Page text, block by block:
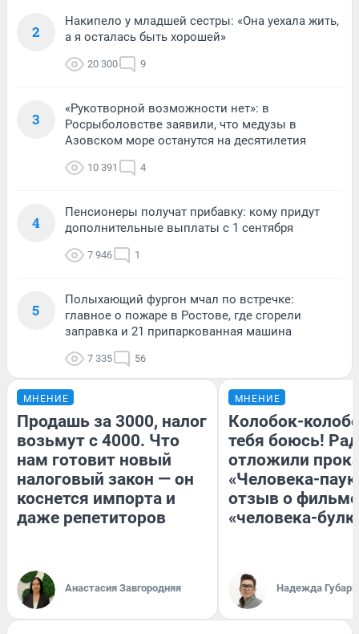
2
Накипело у младшей сестры: «Она уехала жить,
а я осталась быть хорошей»
20 300 9
3
«Рукотворной возможности нет»: в
Росрыболовстве заявили, что медузы в
Азовском море останутся на десятилетия
10 391 4
4
Пенсионеры получат прибавку: кому придут
дополнительные выплаты с 1 сентября
7 946 1
5
Полыхающий фургон мчал по встречке:
главное о пожаре в Ростове, где сгорели
заправка и 21 припаркованная машина
7 335 56
МНЕНИЕ
Продашь за 3000, налог
возьмут с 4000. Что
нам готовит новый
налоговый закон — он
коснется импорта и
даже репетиторов
Анастасия Завгородняя
МНЕНИЕ
Колобок-
тебя боюсь!
отложили
«Человека-
отзыв о
«человека-
Надежда Губарь